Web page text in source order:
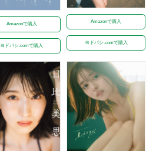
Amazonで購入
ヨドバシ.comで購入
Amazonで購入
ヨドバシ.comで購入